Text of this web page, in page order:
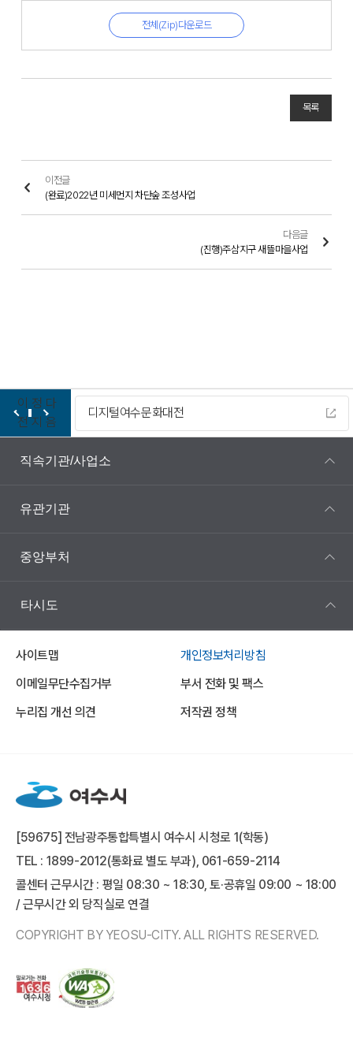
전체(Zip)다운로드
목록
이전글
(완료)2022년 미세먼지 차단숲 조성사업
다음글
(진행)주삼지구 새뜰마을사업
이
전
정
지
다
음
디지털여수문화대전
직속기관/사업소
유관기관
중앙부처
타시도
사이트맵
개인정보처리방침
이메일무단수집거부
부서 전화 및 팩스
누리집 개선 의견
저작권 정책
[59675] 전남광주통합특별시 여수시 시청로 1(학동)
TEL : 1899-2012(통화료 별도 부과), 061-659-2114
콜센터 근무시간 : 평일 08:30 ~ 18:30, 토·공휴일 09:00 ~ 18:00
/ 근무시간 외 당직실로 연결
COPYRIGHT BY YEOSU-CITY. ALL RIGHTS RESERVED.